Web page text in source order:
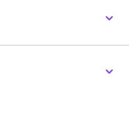
トソール